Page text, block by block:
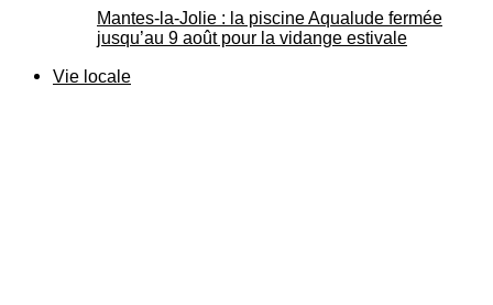
Mantes-la-Jolie : la piscine Aqualude fermée
jusqu’au 9 août pour la vidange estivale
Vie locale